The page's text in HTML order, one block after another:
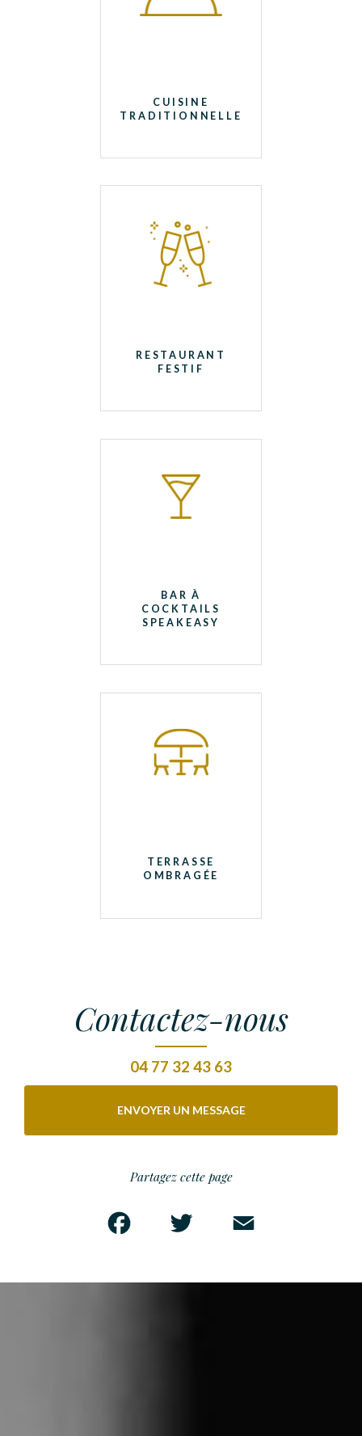
CUISINE
TRADITIONNELLE
RESTAURANT
FESTIF
BAR À
COCKTAILS
SPEAKEASY
TERRASSE
OMBRAGÉE
Contactez-nous
04 77 32 43 63
ENVOYER UN MESSAGE
Partagez cette page